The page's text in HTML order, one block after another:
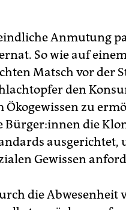
Anmutung
So wie auf
Matsch vor der
den
Ökogewissen zu
Bürger:in­nen die
ausgerichtet,
Gewissen
die Abwesenheit